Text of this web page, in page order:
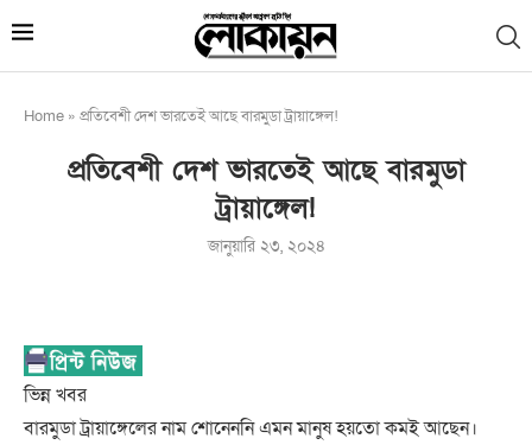
Home » প্রতিবেশী দেশ ভারতেই আছে বারমুডা ট্রায়াঙ্গেল!
প্রতিবেশী দেশ ভারতেই আছে বারমুডা
ট্রায়াঙ্গেল!
জানুয়ারি ২৩, ২০২৪
ভিন্ন খবর
বারমুডা ট্রায়াঙ্গেলের নাম শোনেননি এমন মানুষ হয়তো কমই আছেন।